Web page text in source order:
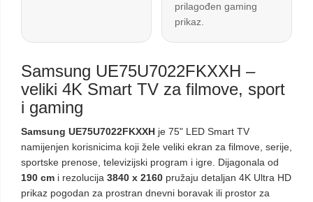
prilagođen gaming
prikaz.
Samsung UE75U7022FKXXH –
veliki 4K Smart TV za filmove, sport
i gaming
Samsung UE75U7022FKXXH je 75" LED Smart TV
namijenjen korisnicima koji žele veliki ekran za filmove, serije,
sportske prenose, televizijski program i igre. Dijagonala od
190 cm i rezolucija 3840 x 2160 pružaju detaljan 4K Ultra HD
prikaz pogodan za prostran dnevni boravak ili prostor za